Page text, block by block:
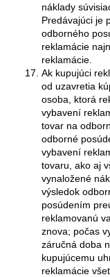
náklady
Predávajúci je
odborného
reklamácie
reklamácie.
Ak kupujúci
od uzavretia
osoba, ktorá
vybavení
tovar na
odborné
vybavení
tovaru, ako aj
vynaložené
výsledok
posúdením
reklamovanú
znova; počas
záručná doba
kupujúcemu
reklamácie